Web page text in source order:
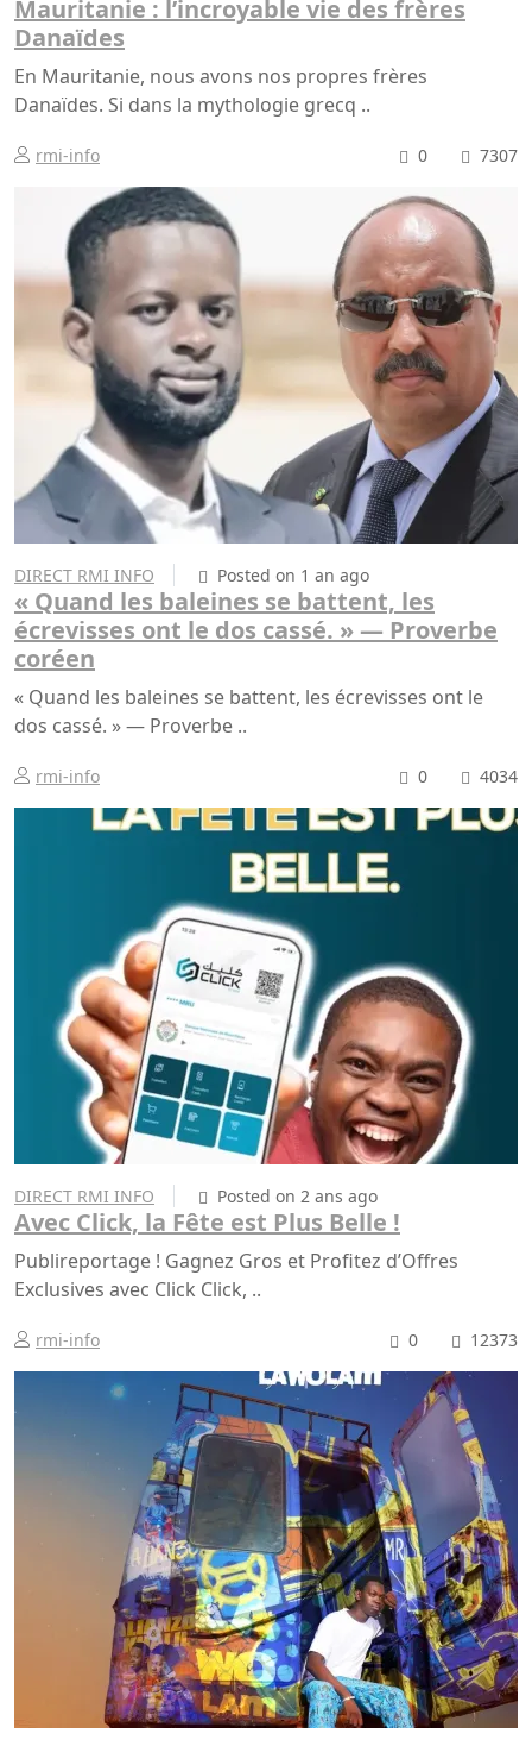
Mauritanie : l’incroyable vie des frères
Danaïdes
En Mauritanie, nous avons nos propres frères
Danaïdes. Si dans la mythologie grecq ..
rmi-info 0 7307
DIRECT RMI INFO Posted on 1 an ago
« Quand les baleines se battent, les
écrevisses ont le dos cassé. » — Proverbe
coréen
« Quand les baleines se battent, les écrevisses ont le
dos cassé. » — Proverbe ..
rmi-info 0 4034
DIRECT RMI INFO Posted on 2 ans ago
Avec Click, la Fête est Plus Belle !
Publireportage ! Gagnez Gros et Profitez d’Offres
Exclusives avec Click Click, ..
rmi-info 0 12373